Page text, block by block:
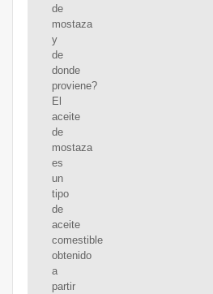
de
mostaza
y
de
donde
proviene?
El
aceite
de
mostaza
es
un
tipo
de
aceite
comestible
obtenido
a
partir